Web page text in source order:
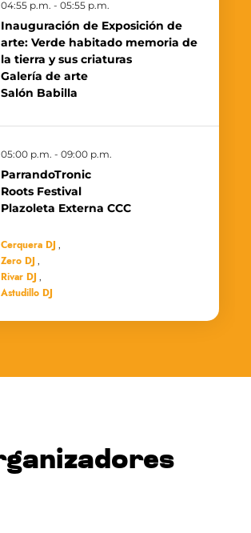
04:55 p.m. - 05:55 p.m.
Inauguración de Exposición de
arte: Verde habitado memoria de
la tierra y sus criaturas
Galería de arte
Salón Babilla
05:00 p.m. - 09:00 p.m.
ParrandoTronic
Roots Festival
Plazoleta Externa CCC
Cerquera DJ ,
Zero DJ ,
Rivar DJ ,
Astudillo DJ